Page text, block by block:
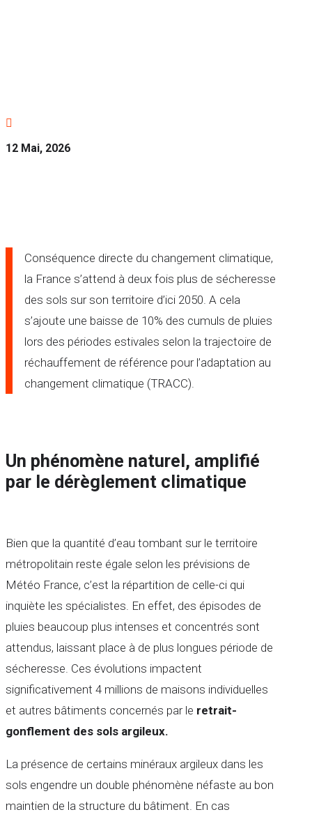

12 Mai, 2026
Conséquence directe du changement climatique,
la France s’attend à deux fois plus de sécheresse
des sols sur son territoire d’ici 2050. A cela
s’ajoute une baisse de 10% des cumuls de pluies
lors des périodes estivales selon la trajectoire de
réchauffement de référence pour l’adaptation au
changement climatique (TRACC).
Un phénomène naturel, amplifié
par le dérèglement climatique
Bien que la quantité d’eau tombant sur le territoire
métropolitain reste égale selon les prévisions de
Météo France, c’est la répartition de celle-ci qui
inquiète les spécialistes. En effet, des épisodes de
pluies beaucoup plus intenses et concentrés sont
attendus, laissant place à de plus longues période de
sécheresse. Ces évolutions impactent
significativement 4 millions de maisons individuelles
et autres bâtiments concernés par le retrait-
gonflement des sols argileux.
La présence de certains minéraux argileux dans les
sols engendre un double phénomène néfaste au bon
maintien de la structure du bâtiment. En cas